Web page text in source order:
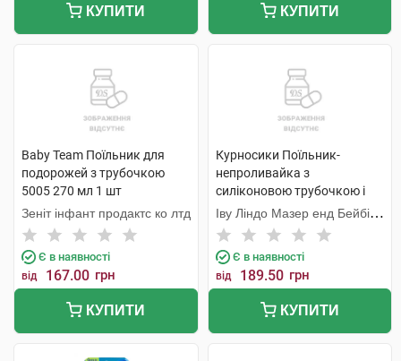
КУПИТИ КУПИТИ
Baby Team Поїльник для
подорожей з трубочкою
5005 270 мл 1 шт
Зеніт інфант продактс ко лтд
Є в наявності
від 167.00 грн
КУПИТИ
Курносики Поїльник-
непроливайка з
силіконовою трубочкою і
ручками 7024 300 мл 1 шт
Іву Ліндо Мазер енд Бейбі
Продактс
Є в наявності
від 189.50 грн
КУПИТИ